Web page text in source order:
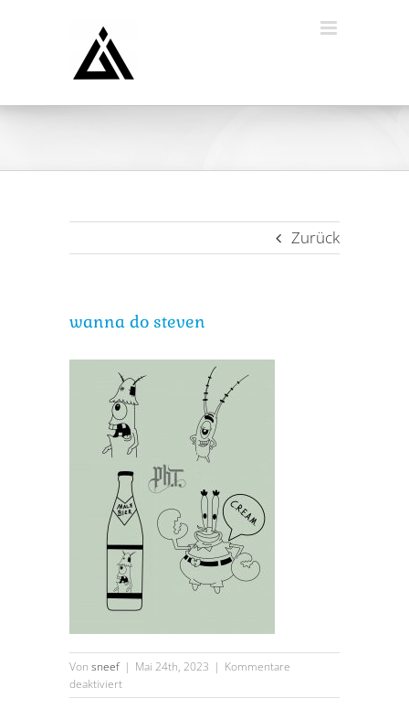
Zurück
wanna do steven
Vonsneef | Mai 24th, 2023 | Kommentare
deaktiviertfür
wanna